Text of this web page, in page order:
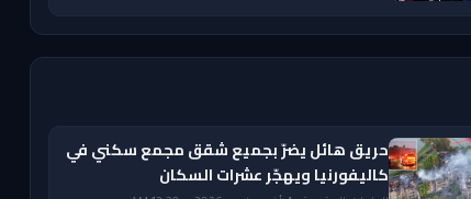
حريق هائل يضرّ بجميع شقق مجمع سكني في
كاليفورنيا ويهجّر عشرات السكان